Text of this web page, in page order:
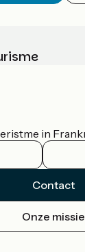
in
Contact
Onze missie